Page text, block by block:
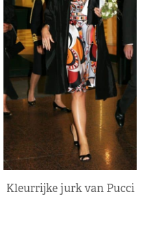
Kleurrijke jurk van Pucci